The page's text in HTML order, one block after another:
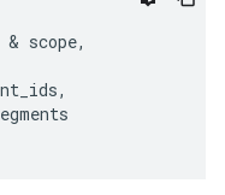
& scope,
,